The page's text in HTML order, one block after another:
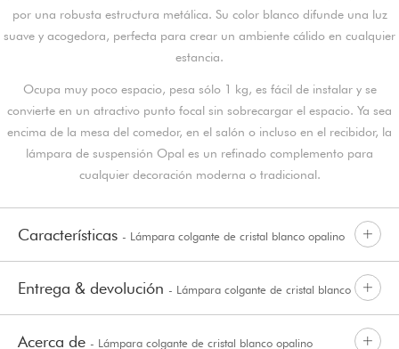
por una robusta estructura metálica. Su color blanco difunde una luz
suave y acogedora, perfecta para crear un ambiente cálido en cualquier
estancia.
Ocupa muy poco espacio, pesa sólo 1 kg, es fácil de instalar y se
convierte en un atractivo punto focal sin sobrecargar el espacio. Ya sea
encima de la mesa del comedor, en el salón o incluso en el recibidor, la
lámpara de suspensión Opal es un refinado complemento para
cualquier decoración moderna o tradicional.
Características - Lámpara colgante de cristal blanco opalino
Entrega & devolución - Lámpara colgante de cristal blanco
opalino
Acerca de - Lámpara colgante de cristal blanco opalino